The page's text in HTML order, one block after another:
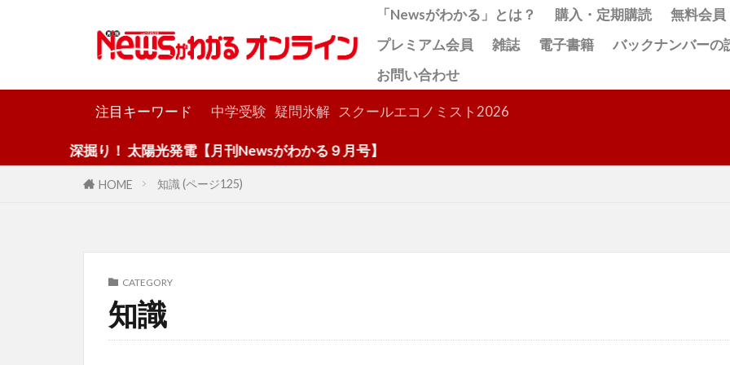
「Newsがわかる」とは？ 購入・定期購読
無料会員
プレミアム会員
雑誌 電子書籍
バックナンバーの
お問い合わせ
注目キーワード 中学受験 疑問氷解 スクールエコノミスト2026
掘り！ 太陽光発電【月刊Newsがわかる９月号】
HOME 知識 (ページ125)
CATEGORY
知識
検索